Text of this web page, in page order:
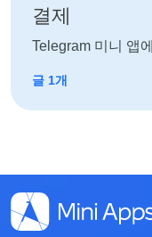
결제
Telegram 미니 앱
글 1개
English